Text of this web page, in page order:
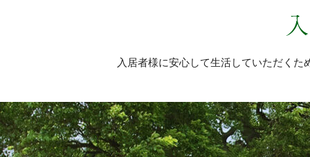
入居者様に安心して生活していただく